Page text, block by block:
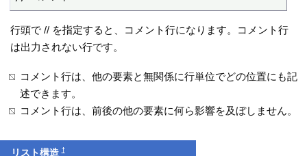
行頭で // を指定すると、コメント行になります。コメント行
は出力されない行です。
コメント行は、他の要素と無関係に行単位でどの位置にも記
述できます。
コメント行は、前後の他の要素に何ら影響を及ぼしません。
リスト構造†